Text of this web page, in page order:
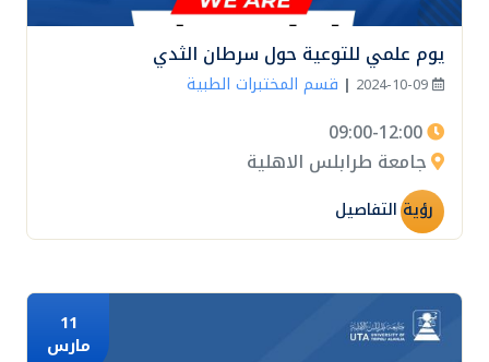
يوم علمي للتوعية حول سرطان الثدي
2024-10-09
| قسم المختبرات الطبية
09:00-12:00
جامعة طرابلس الاهلية
رؤية التفاصيل
11
مارس